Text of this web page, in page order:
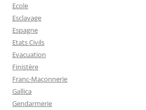
Ecole
Esclavage
Espagne
Etats Civils
Evacuation
Finistère
Franc-Maçonnerie
Gallica
Gendarmerie